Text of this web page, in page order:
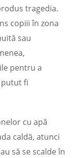
tragedia.
copiii în zona
sau
pentru a
fi
cu apă
caldă, atunci
să se scalde în